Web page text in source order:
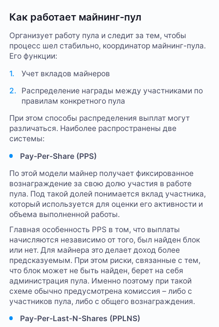
Как работает майнинг-пул
Организует работу пула и следит за тем, чтобы
процесс шел стабильно, координатор майнинг-пула.
Его функции:
Учет вкладов майнеров
Распределение награды между участниками по
правилам конкретного пула
При этом способы распределения выплат могут
различаться. Наиболее распространены две
системы:
Pay-Per-Share (PPS)
По этой модели майнер получает фиксированное
вознаграждение за свою долю участия в работе
пула. Под такой долей понимается вклад участника,
который используется для оценки его активности и
объема выполненной работы.
Главная особенность PPS в том, что выплаты
начисляются независимо от того, был найден блок
или нет. Для майнера это делает доход более
предсказуемым. При этом риски, связанные с тем,
что блок может не быть найден, берет на себя
администрация пула. Именно поэтому при такой
схеме обычно предусмотрена комиссия – либо с
участников пула, либо с общего вознаграждения.
Pay-Per-Last-N-Shares (PPLNS)